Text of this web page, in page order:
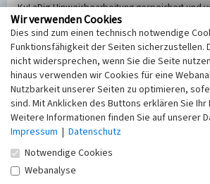
KuLaDig-Hinweisbearbeitung gespeichert und
Selbstverständlich werden diese entsprechend
Telemediengesetzes, des Datenschutzgesetzes
dem 25.05.2018 gültigen Europäischen
(EU-DSGVO) vertraulich behandelt, beachten
Hinweise zumDatenschutz
Nachricht
Wir verwenden Cookies
Dies sind zum einen technisch notwendige
Funktionsfähigkeit der Seiten sicherzustellen.
nicht widersprechen, wenn Sie die Seite
hinaus verwenden wir Cookies für eine
Nutzbarkeit unserer Seiten zu optimieren,
sind. Mit Anklicken des Buttons erklären Sie Ihr
Weitere Informationen finden Sie auf unserer
Impressum | Datenschutz
Notwendige Cookies
Webanalyse